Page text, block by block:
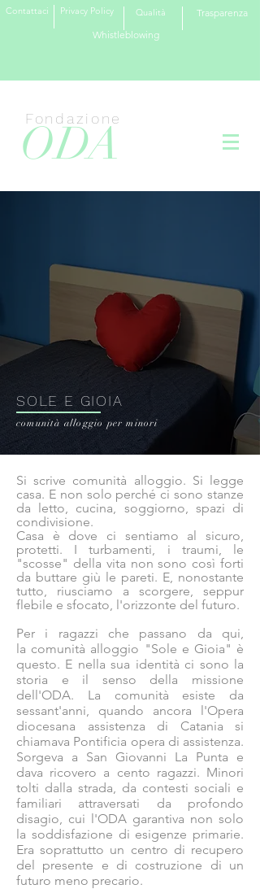
Contattaci Privacy Policy Qualità
Whistleblowing
Trasparenza
Fondazione
ODA
SOLE E GIOIA
comunità alloggio per minori
Si scrive comunità alloggio. Si legge
casa. E non solo perché ci sono stanze
da letto, cucina, soggiorno, spazi di
condivisione.
Casa è dove ci sentiamo al sicuro,
protetti. I turbamenti, i traumi, le
"scosse" della vita non sono così forti
da buttare giù le pareti. E, nonostante
tutto, riusciamo a scorgere, seppur
flebile e sfocato, l'orizzonte del futuro.
Per i ragazzi che passano da qui,
la comunità alloggio "Sole e Gioia" è
questo. E nella sua identità ci sono la
storia e il senso della missione
dell'ODA. La comunità esiste da
sessant'anni, quando ancora l'Opera
diocesana assistenza di Catania si
chiamava Pontificia opera di assistenza.
Sorgeva a San Giovanni La Punta e
dava ricovero a cento ragazzi. Minori
tolti dalla strada, da contesti sociali e
familiari attraversati da profondo
disagio, cui l'ODA garantiva non solo
la soddisfazione di esigenze primarie.
Era soprattutto un centro di recupero
del presente e di costruzione di un
futuro meno precario.